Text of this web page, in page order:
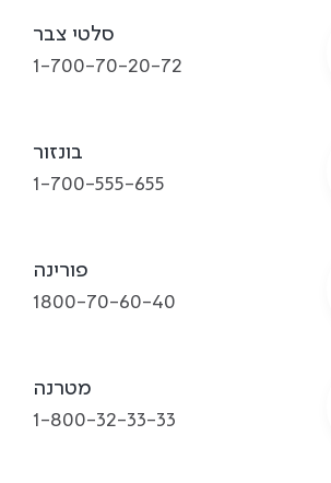
סלטי צבר
1-700-70-20-72
בונזור
1-700-555-655
פורינה
1800-70-60-40
מטרנה
1-800-32-33-33